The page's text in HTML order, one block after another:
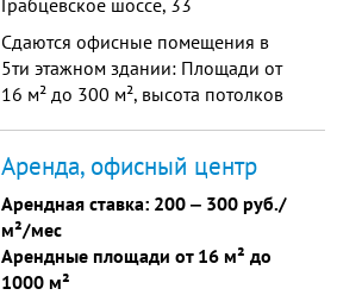
Грабцевское шоссе, 33
Сдаются офисные помещения в
5ти этажном здании: Площади от
16 м² до 300 м², высота потолков
мест); Здание обору...
Аренда, офисный центр
Арендная ставка: 200 ‒ 300 руб./
м²/мес
Арендные площади от 16 м² до
1000 м²